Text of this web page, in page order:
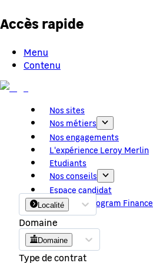
Accès rapide
Menu
Contenu
Nos sites
Nos métiers
Nos engagements
L'expérience Leroy Merlin
Etudiants
Nos conseils
Espace candidat
Graduate Program Finance
Mot clé, métier
Localité
Localité
Domaine
Domaine
Type de contrat